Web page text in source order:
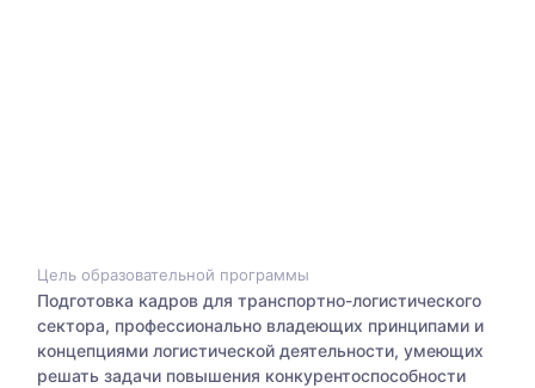
Цель образовательной программы
Подготовка кадров для транспортно-логистического
сектора, профессионально владеющих принципами и
концепциями логистической деятельности, умеющих
решать задачи повышения конкурентоспособности